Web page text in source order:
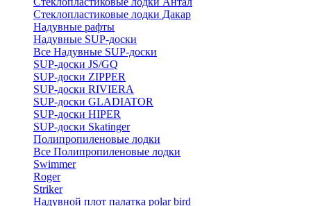
Стеклопластиковые лодки Дакар
Надувные рафты
Надувные SUP-доски
Все Надувные SUP-доски
SUP-доски JS/GQ
SUP-доски ZIPPER
SUP-доски RIVIERA
SUP-доски GLADIATOR
SUP-доски HIPER
SUP-доски Skatinger
Полипропиленовые лодки
Все Полипропиленовые лодки
Swimmer
Roger
Striker
Надувной плот палатка polar bird